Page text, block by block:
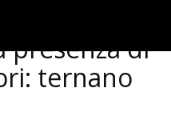
alla
presenza di
ternano